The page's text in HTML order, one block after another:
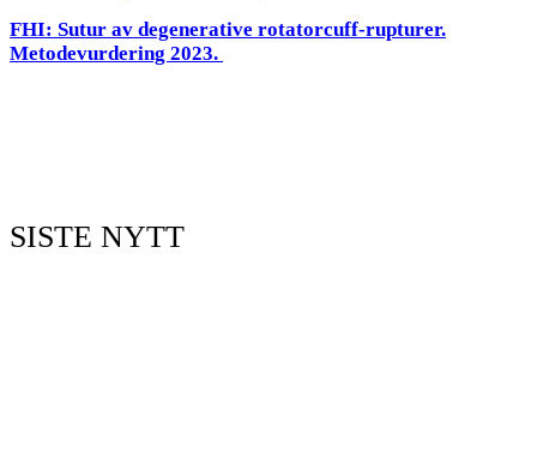
FHI: Sutur av degenerative rotatorcuff-rupturer.
Metodevurdering 2023.
SISTE NYTT